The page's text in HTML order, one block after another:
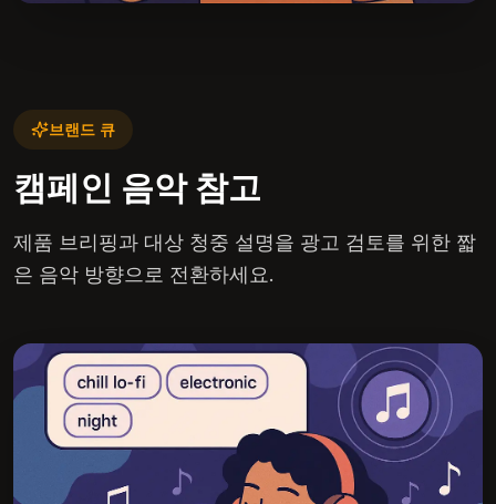
브랜드 큐
캠페인 음악 참고
제품 브리핑과 대상 청중 설명을 광고 검토를 위한 짧
은 음악 방향으로 전환하세요.